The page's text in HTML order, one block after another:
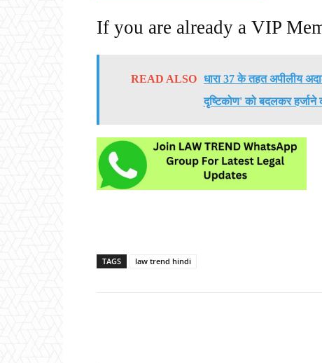
If you are already a VIP
READ ALSO धारा 37 के तहत अपीलीय
दृष्टिकोण' को बदलकर हर्जाने
TAGS law trend hindi